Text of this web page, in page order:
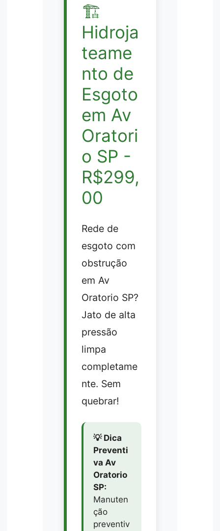
🏗️
Hidroja
teame
nto de
Esgoto
em Av
Oratori
o SP -
R$299,
00
Rede de
esgoto com
obstrução
em Av
Oratorio SP?
Jato de alta
pressão
limpa
completame
nte. Sem
quebrar!
💡 Dica
Preventi
va Av
Oratorio
SP:
Manuten
ção
preventiv